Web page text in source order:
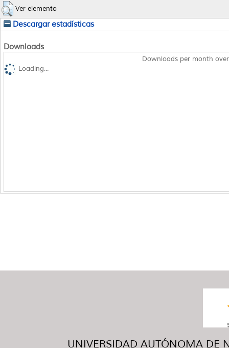
Ver elemento
Descargar estadísticas
Downloads
Downloads per month
Loading...
UNIVERSIDAD AUTÓNOMA DE